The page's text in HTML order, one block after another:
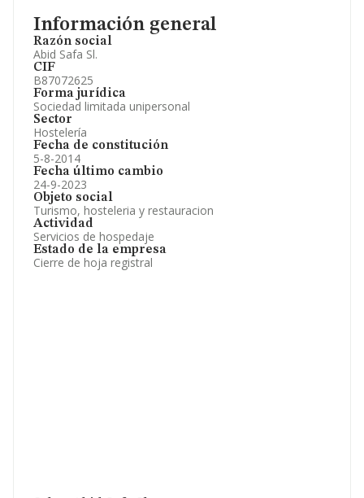
Información general
Razón social
Abid Safa Sl.
CIF
B87072625
Forma jurídica
Sociedad limitada unipersonal
Sector
Hostelería
Fecha de constitución
5-8-2014
Fecha último cambio
24-9-2023
Objeto social
Turismo, hosteleria y restauracion
Actividad
Servicios de hospedaje
Estado de la empresa
Cierre de hoja registral